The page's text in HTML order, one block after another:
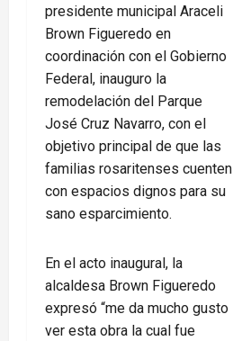
presidente municipal Araceli
Brown Figueredo en
coordinación con el Gobierno
Federal, inauguro la
remodelación del Parque
José Cruz Navarro, con el
objetivo principal de que las
familias rosaritenses cuenten
con espacios dignos para su
sano esparcimiento.
En el acto inaugural, la
alcaldesa Brown Figueredo
expresó “me da mucho gusto
ver esta obra la cual fue